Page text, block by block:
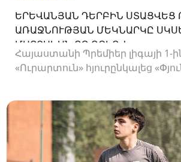
ԵՐԵՎԱՆՅԱՆ ԴԵՐԲԻՆ ՍՏԱՑՎԵՑ
ԱՌԱՋՆՈՒԹՅԱՆ ՄԵԿՆԱՐԿԸ
ՄԱՐՏԱԿԱՆ ՈՉ-ՈՔԻՈՎ
Հայաստանի Պրեմիեր լիգայի 1-
«Ուրարտուն» հյուրընկալեց